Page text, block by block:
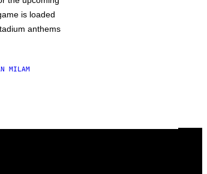
is loaded
anthems
MILAM